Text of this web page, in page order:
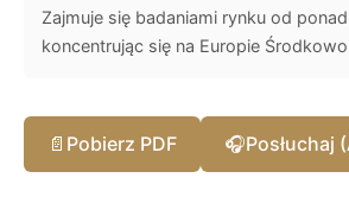
Zajmuje się badaniami rynku od
koncentrując się na Europie
📄 Pobierz PDF 🎧Posłuchaj